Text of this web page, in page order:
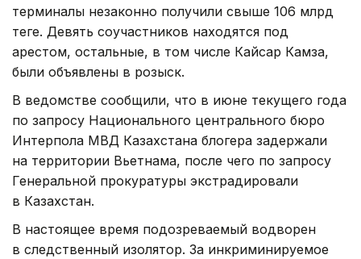
терминалы незаконно получили свыше 106 млрд
теңге. Девять соучастников находятся под
арестом, остальные, в том числе Кайсар Камза,
были объявлены в розыск.
В ведомстве сообщили, что в июне текущего года
по запросу Национального центрального бюро
Интерпола МВД Казахстана блогера задержали
на территории Вьетнама, после чего по запросу
Генеральной прокуратуры экстрадировали
в Казахстан.
В настоящее время подозреваемый водворен
в следственный изолятор. За инкриминируемое